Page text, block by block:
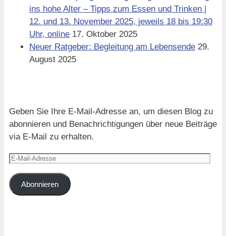
ins hohe Alter – Tipps zum Essen und Trinken |
12. und 13. November 2025, jeweils 18 bis 19:30
Uhr, online 17. Oktober 2025
Neuer Ratgeber: Begleitung am Lebensende 29.
August 2025
Geben Sie Ihre E-Mail-Adresse an, um diesen Blog zu
abonnieren und Benachrichtigungen über neue Beiträge
via E-Mail zu erhalten.
E-
Adresse
Abonnieren